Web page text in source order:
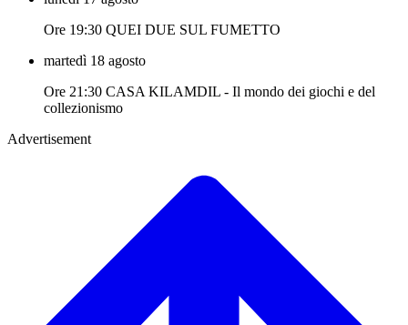
Ore 19:30 QUEI DUE SUL FUMETTO
martedì 18 agosto
Ore 21:30 CASA KILAMDIL - Il mondo dei giochi e del
collezionismo
Advertisement